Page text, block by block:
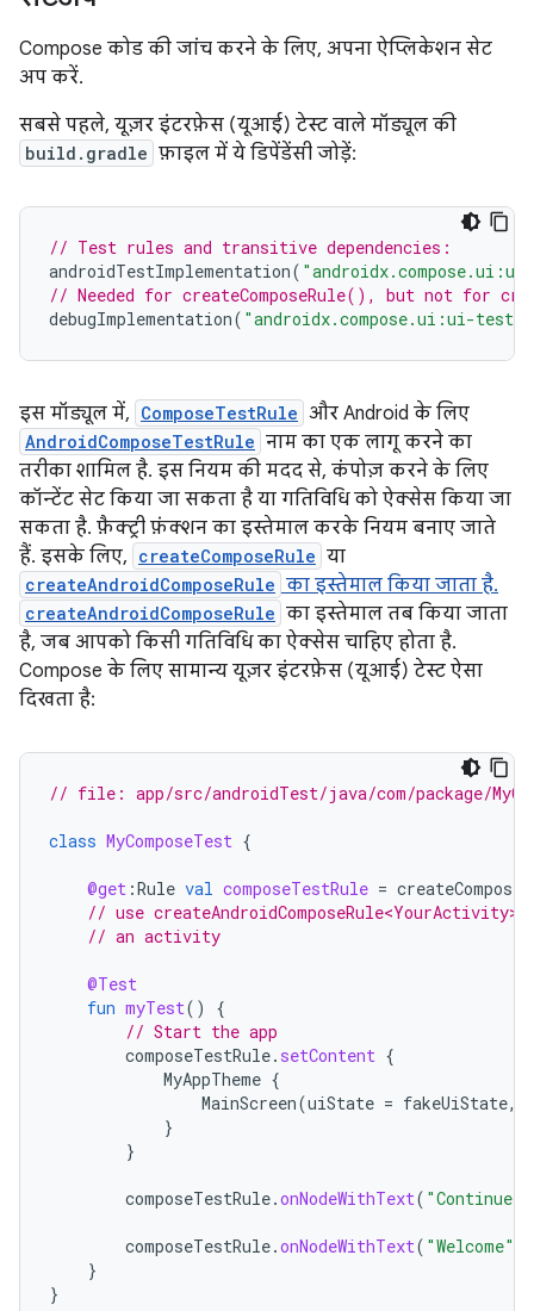
Compose कोड की जांच करने के लिए, अपना ऐप्लिकेशन सेट
अप करें.
सबसे पहले, यूज़र इंटरफ़ेस (यूआई) टेस्ट वाले मॉड्यूल की
build.gradle फ़ाइल में ये डिपेंडेंसी जोड़ें:
// Test rules and transitive dependencies:
androidTestImplementation(
// Needed for createComposeRule(), but not for
debugImplementation( "androidx.compose.ui:ui-test-
इस मॉड्यूल में, ComposeTestRule और Android के लिए
AndroidComposeTestRule नाम का एक लागू करने का
तरीका शामिल है. इस नियम की मदद से, कंपोज़ करने के लिए
कॉन्टेंट सेट किया जा सकता है या गतिविधि को ऐक्सेस किया जा
सकता है. फ़ैक्ट्री फ़ंक्शन का इस्तेमाल करके नियम बनाए जाते
हैं. इसके लिए, createComposeRule या
createAndroidComposeRule का इस्तेमाल किया जाता है.
createAndroidComposeRule का इस्तेमाल तब किया जाता
है, जब आपको किसी गतिविधि का ऐक्सेस चाहिए होता है.
Compose के लिए सामान्य यूज़र इंटरफ़ेस (यूआई) टेस्ट ऐसा
दिखता है:
// file: app/src/androidTest/java/com/package/
class MyComposeTest {
@get :Rule val composeTestRule =
// use
// an activity
@Test
fun myTest()
{
// Start the app
composeTestRule. setContent {
MyAppTheme {
MainScreen(uiState = fakeUiState,
}
}
composeTestRule.onNodeWithText( "Continue"
composeTestRule.onNodeWithText( "Welcome"
}
}